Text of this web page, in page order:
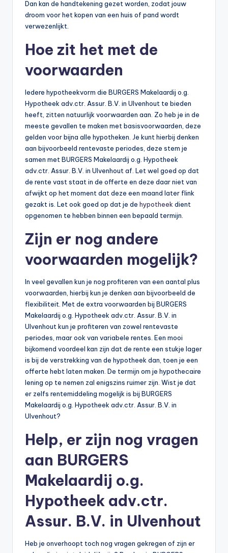
Dan kan de handtekening gezet worden, zodat jouw
droom voor het kopen van een huis of pand wordt
verwezenlijkt.
Hoe zit het met de
voorwaarden
Iedere hypotheekvorm die BURGERS Makelaardij o.g.
Hypotheek adv.ctr. Assur. B.V. in Ulvenhout te bieden
heeft, zitten natuurlijk voorwaarden aan. Zo heb je in de
meeste gevallen te maken met basisvoorwaarden, deze
gelden voor bijna alle hypotheken. Je kunt hierbij denken
aan bijvoorbeeld rentevaste periodes, deze stem je
samen met BURGERS Makelaardij o.g. Hypotheek
adv.ctr. Assur. B.V. in Ulvenhout af. Let wel goed op dat
de rente vast staat in de offerte en deze daar niet van
afwijkt op het moment dat deze een maand later flink
gezakt is. Let ook goed op dat je de hypotheek dient
opgenomen te hebben binnen een bepaald termijn.
Zijn er nog andere
voorwaarden mogelijk?
In veel gevallen kun je nog profiteren van een aantal plus
voorwaarden, hierbij kun je denken aan bijvoorbeeld de
flexibiliteit. Met de extra voorwaarden bij BURGERS
Makelaardij o.g. Hypotheek adv.ctr. Assur. B.V. in
Ulvenhout kun je profiteren van zowel rentevaste
periodes, maar ook van variabele rentes. Een mooi
bijkomend voordeel kan zijn dat de rente een stukje lager
is bij de verstrekking van de hypotheek dan, toen je een
offerte hebt laten maken. De termijn om je hypothecaire
lening op te nemen zal enigszins ruimer zijn. Wist je dat
er zelfs rentemiddeling mogelijk is bij BURGERS
Makelaardij o.g. Hypotheek adv.ctr. Assur. B.V. in
Ulvenhout?
Help, er zijn nog vragen
aan BURGERS
Makelaardij o.g.
Hypotheek adv.ctr.
Assur. B.V. in Ulvenhout
Heb je onverhoopt toch nog vragen gekregen of zijn er